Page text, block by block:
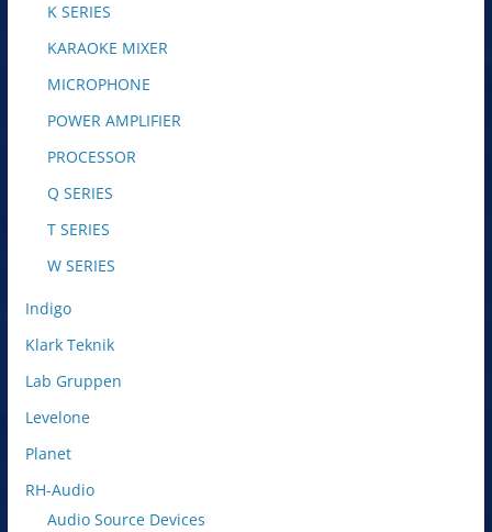
K SERIES
KARAOKE MIXER
MICROPHONE
POWER AMPLIFIER
PROCESSOR
Q SERIES
T SERIES
W SERIES
Indigo
Klark Teknik
Lab Gruppen
Levelone
Planet
RH-Audio
Audio Source Devices